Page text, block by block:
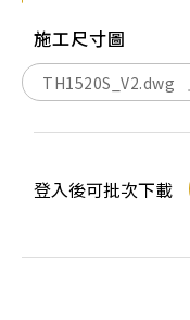
施工尺寸圖
TH1520S_V2.dwg
登入後可批次下載